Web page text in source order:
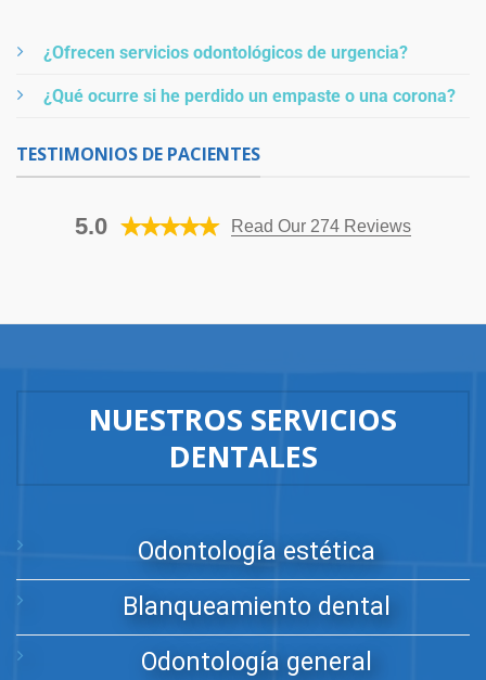
¿Ofrecen servicios odontológicos de urgencia?
¿Qué ocurre si he perdido un empaste o una corona?
TESTIMONIOS DE PACIENTES
5.0 Read Our 274 Reviews
NUESTROS SERVICIOS
DENTALES
Odontología estética
Blanqueamiento dental
Odontología general